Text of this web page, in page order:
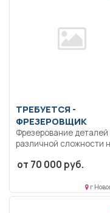
ТРЕБУЕТСЯ -
ФРЕЗЕРОВЩИК
Фрезерование деталей
различной сложности
вертикальных
от 70 000 руб.
г